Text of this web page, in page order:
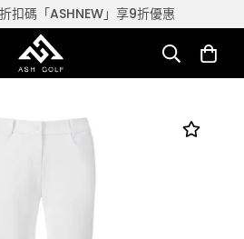
扣碼「ASHNEW」享9折優惠